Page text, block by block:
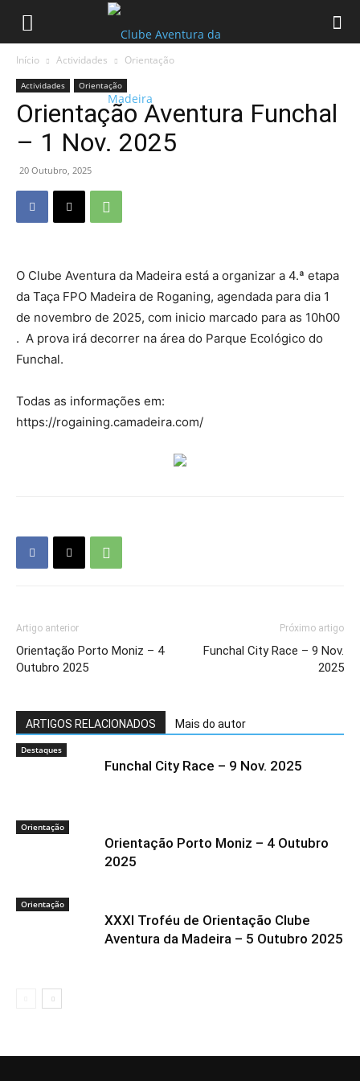
Início Actividades Orientação
Actividades Orientação
Orientação Aventura Funchal
– 1 Nov. 2025
20 Outubro, 2025
O Clube Aventura da Madeira está a organizar a 4.ª etapa
da Taça FPO Madeira de Roganing, agendada para dia 1
de novembro de 2025, com inicio marcado para as 10h00
. A prova irá decorrer na área do Parque Ecológico do
Funchal.
Todas as informações em:
https://rogaining.camadeira.com/
Artigo anterior
Orientação Porto Moniz – 4
Outubro 2025
Próximo artigo
Funchal City Race – 9 Nov.
2025
ARTIGOS RELACIONADOS Mais do autor
Destaques
Funchal City Race – 9 Nov. 2025
Orientação
Orientação Porto Moniz – 4 Outubro
2025
Orientação
XXXI Troféu de Orientação Clube
Aventura da Madeira – 5 Outubro 2025